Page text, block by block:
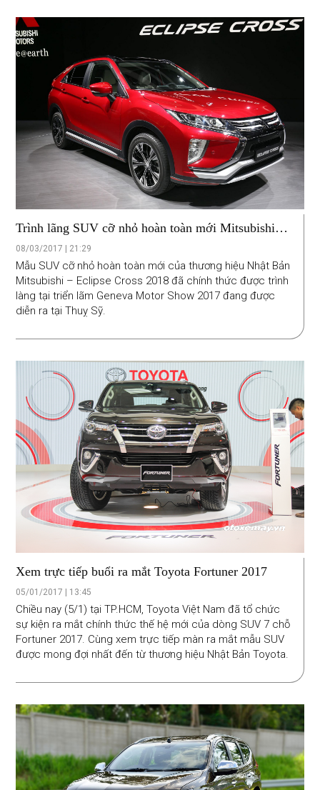
sức mạnh khi chọn SUV tại Việt Nam.
Trình lãng SUV cỡ nhỏ hoàn toàn mới Mitsubishi
Eclipse Cross 2018
08/03/2017 | 21:29
Mẫu SUV cỡ nhỏ hoàn toàn mới của thương hiệu Nhật Bản
Mitsubishi – Eclipse Cross 2018 đã chính thức được trình
làng tại triển lãm Geneva Motor Show 2017 đang được
diễn ra tại Thuỵ Sỹ.
Xem trực tiếp buổi ra mắt Toyota Fortuner 2017
05/01/2017 | 13:45
Chiều nay (5/1) tại TP.HCM, Toyota Việt Nam đã tổ chức
sự kiện ra mắt chính thức thế hệ mới của dòng SUV 7 chỗ
Fortuner 2017. Cùng xem trực tiếp màn ra mắt mẫu SUV
được mong đợi nhất đến từ thương hiệu Nhật Bản Toyota.